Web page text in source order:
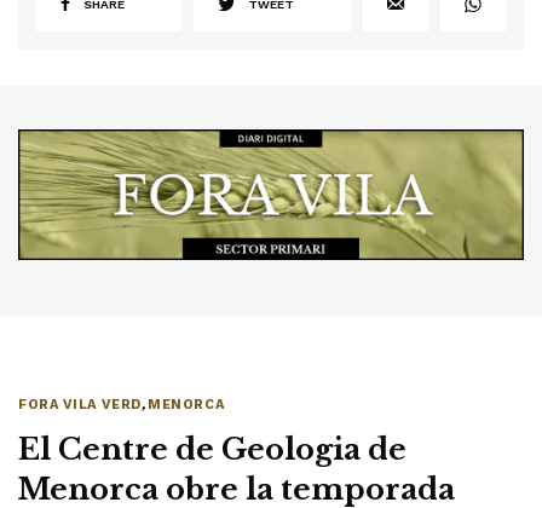
SHARE TWEET
FORA VILA VERD, MENORCA
El Centre de Geologia de
Menorca obre la temporada